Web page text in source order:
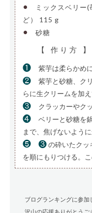
•
ミックスベリー
ど） 115 g
• 砂糖
【 作り方 】
❶ 紫芋は柔らかめ
❷
紫芋と砂糖、ク
らに生クリームを加
❸ クラッカーやク
❹
ベリーと砂糖を
まで、焦げないよう
❺ ❸の砕いたクッ
を順にもりつける。
ブログランキングに参加